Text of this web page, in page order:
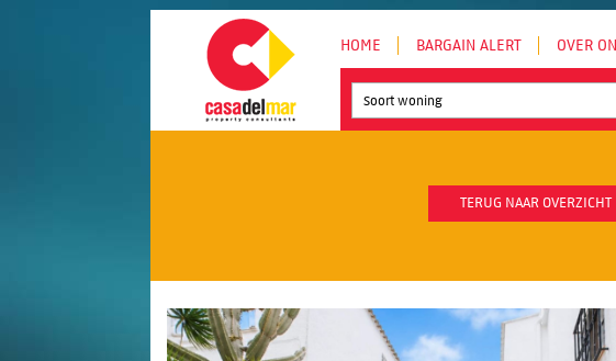
HOME BARGAIN ALERT OVER
Soort woning
TERUG NAAR OVERZICHT